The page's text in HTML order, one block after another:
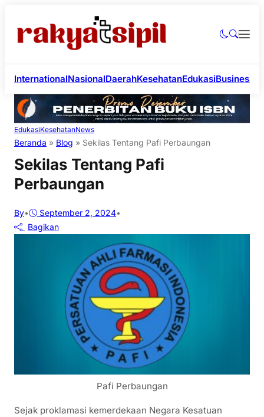
InternationalNasionalDaerahKesehatanEdukasiBusiness
EdukasiKesehatanNews
Beranda » Blog » Sekilas Tentang Pafi Perbaungan
Sekilas Tentang Pafi
Perbaungan
By• September 2, 2024•
Bagikan
Pafi Perbaungan
Sejak proklamasi kemerdekaan Negara Kesatuan